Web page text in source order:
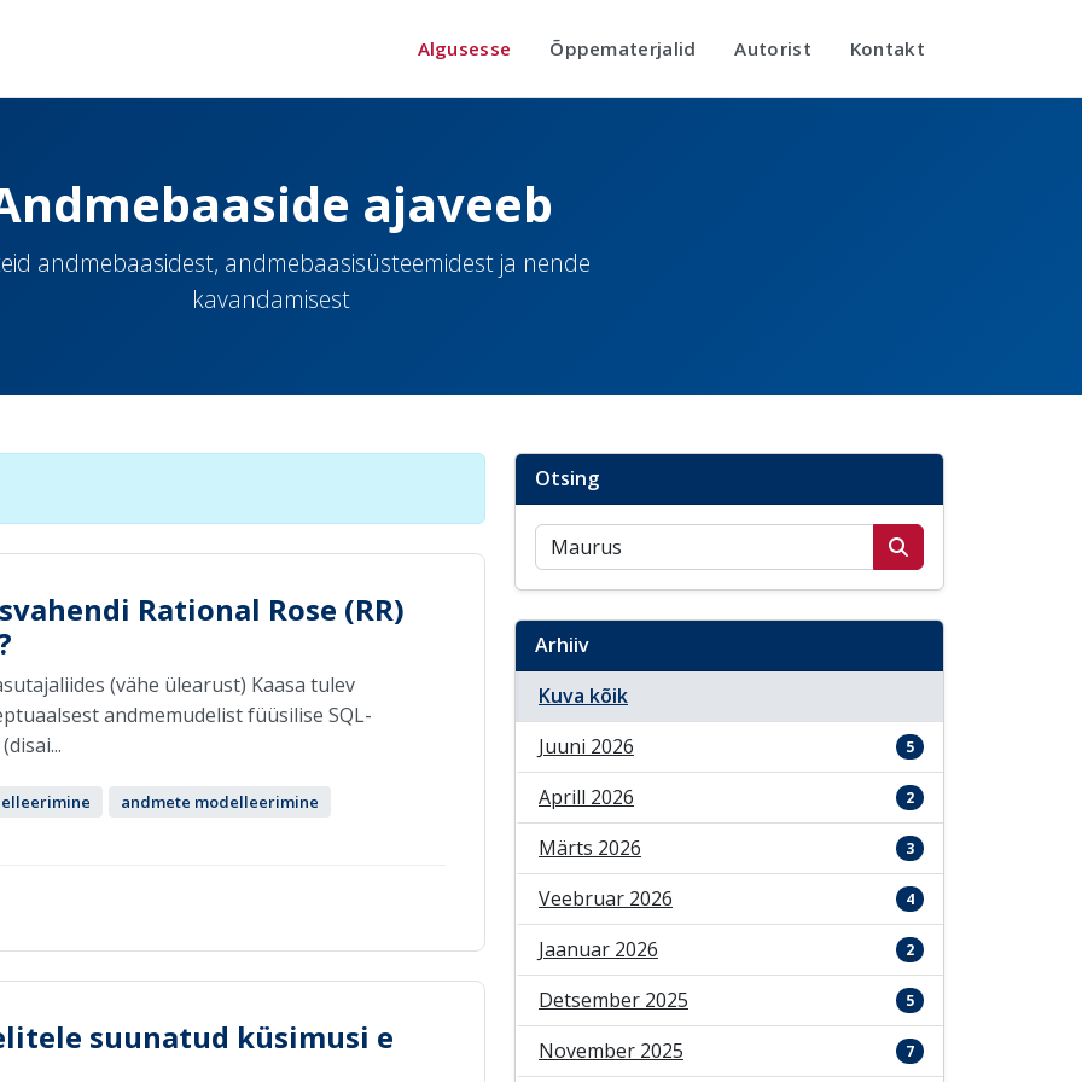
Algusesse Õppematerjalid Autorist Kontakt
ajaveeb
andmebaasidest, andmebaasisüsteemidest ja nende
kavandamisest
Rational Rose (RR)
(vähe ülearust) Kaasa tulev
andmemudelist füüsilise SQL-
andmete modelleerimine
suunatud küsimusi e
Otsing
Otsi postitusi
Arhiiv
Kuva kõik
Juuni 2026
5
Aprill 2026 2
Märts 2026 3
Veebruar 2026 4
Jaanuar 2026 2
Detsember 2025 5
November 2025 7